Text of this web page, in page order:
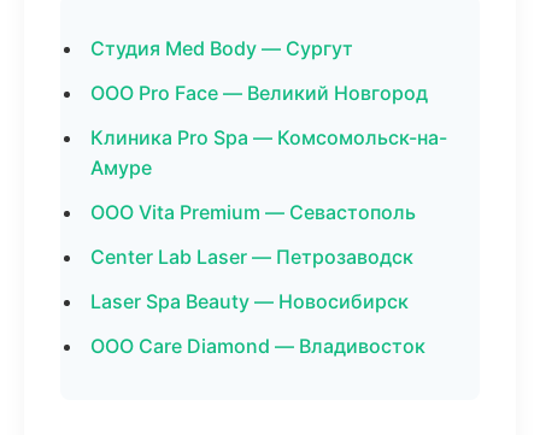
Студия Med Body — Сургут
ООО Pro Face — Великий Новгород
Клиника Pro Spa — Комсомольск-на-
Амуре
ООО Vita Premium — Севастополь
Center Lab Laser — Петрозаводск
Laser Spa Beauty — Новосибирск
ООО Care Diamond — Владивосток